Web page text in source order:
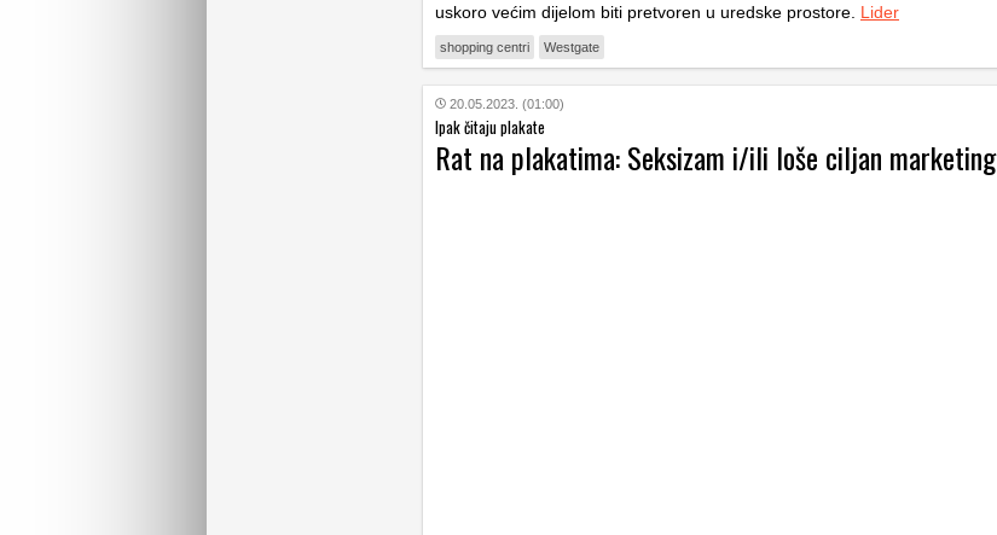
uskoro većim dijelom biti pretvoren u uredske prostore. Lider
shopping centri Westgate
20.05.2023. (01:00)
Ipak čitaju plakate
Rat na plakatima: Seksizam i/ili loše ciljan marketing